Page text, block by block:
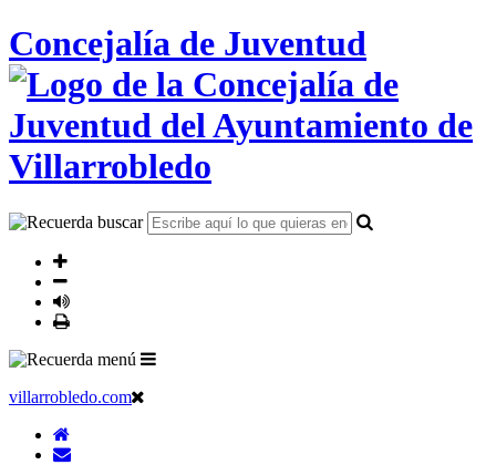
Concejalía de Juventud
villarrobledo.com